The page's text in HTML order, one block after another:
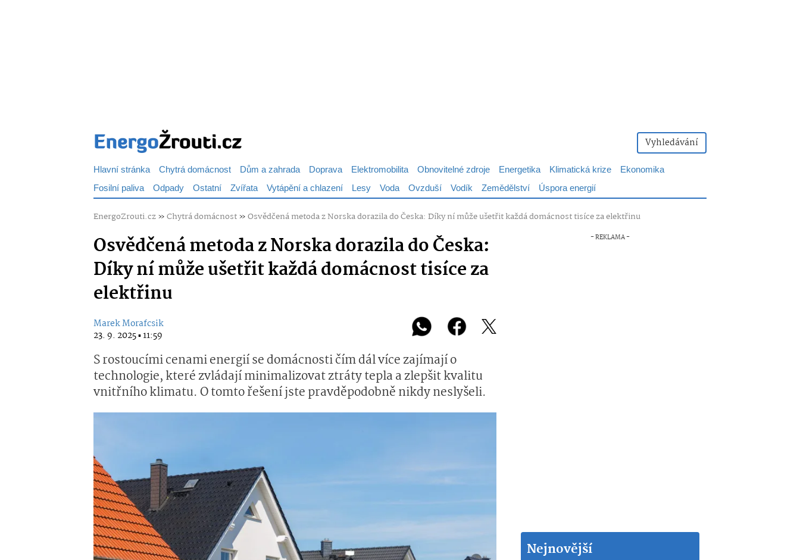
Vyhledávání
Hlavní stránka Chytrá domácnost Dům a zahrada Doprava Elektromobilita Obnovitelné zdroje Energetika Klimatická krize
Ekonomika
Fosilní paliva Odpady Ostatní Zvířata Vytápění a chlazení Lesy Voda Ovzduší Vodík Zemědělství Úspora energií
EnergoZrouti.cz»Chytrá domácnost»Osvědčená metoda z Norska dorazila do Česka: Díky ní může ušetřit každá domácnost tisíce za elektřinu
Osvědčená metoda z Norska dorazila do Česka:
Díky ní může ušetřit každá domácnost tisíce za
elektřinu
Marek Morafcsik
23. 9. 2025 ▪ 11:59
S rostoucími cenami energií se domácnosti čím dál více zajímají o
technologie, které zvládají minimalizovat ztráty tepla a zlepšit kvalitu
vnitřního klimatu. O tomto řešení jste pravděpodobně nikdy neslyšeli.
Nejnovější